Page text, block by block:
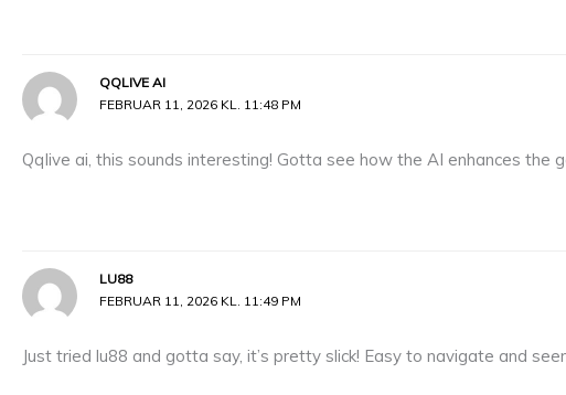
QQLIVE AI
FEBRUAR 11, 2026 KL. 11:48 PM
Qqlive ai, this sounds interesting! Gotta see how the AI enhances the
LU88
FEBRUAR 11, 2026 KL. 11:49 PM
Just tried lu88 and gotta say, it’s pretty slick! Easy to navigate and